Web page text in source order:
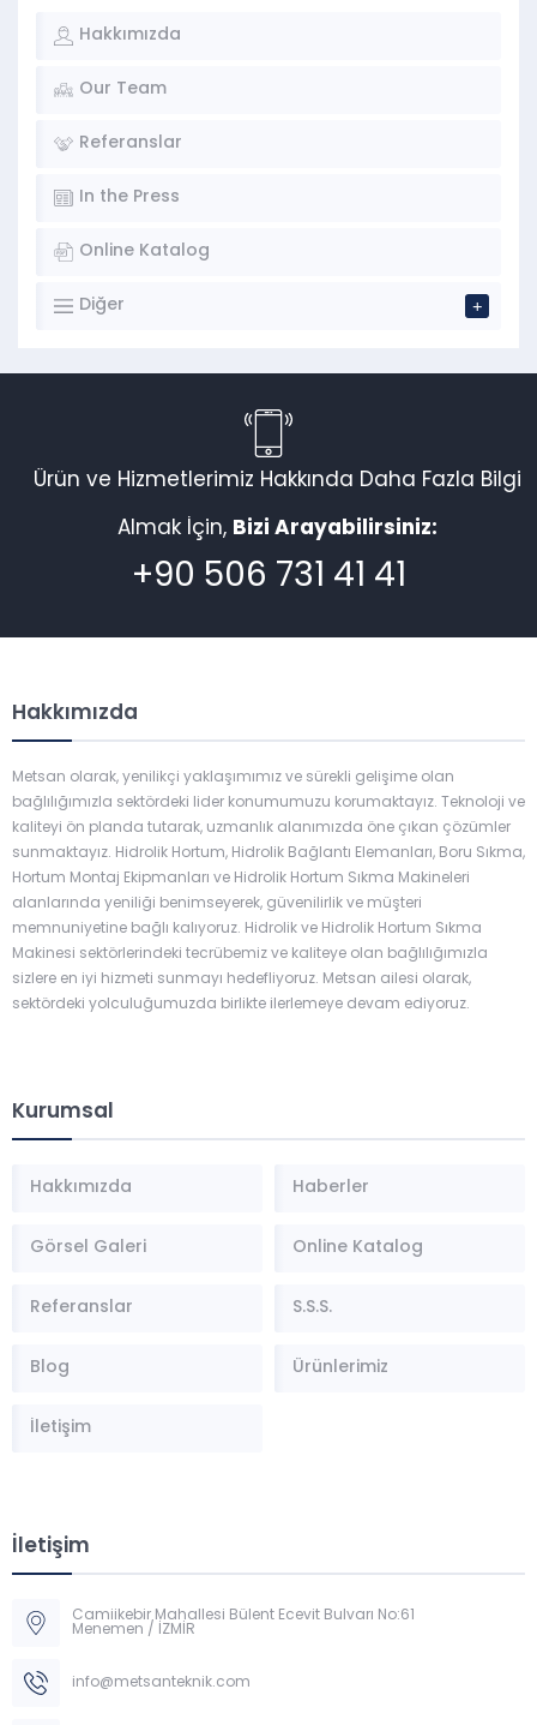
Hakkımızda
Our Team
Referanslar
In the Press
Online Katalog
Diğer
Ürün ve Hizmetlerimiz Hakkında Daha Fazla Bilgi
Almak İçin, Bizi Arayabilirsiniz:
+90 506 731 41 41
Hakkımızda
Metsan olarak, yenilikçi yaklaşımımız ve sürekli gelişime olan
bağlılığımızla sektördeki lider konumumuzu korumaktayız. Teknoloji ve
kaliteyi ön planda tutarak, uzmanlık alanımızda öne çıkan çözümler
sunmaktayız. Hidrolik Hortum, Hidrolik Bağlantı Elemanları, Boru Sıkma,
Hortum Montaj Ekipmanları ve Hidrolik Hortum Sıkma Makineleri
alanlarında yeniliği benimseyerek, güvenilirlik ve müşteri
memnuniyetine bağlı kalıyoruz. Hidrolik ve Hidrolik Hortum Sıkma
Makinesi sektörlerindeki tecrübemiz ve kaliteye olan bağlılığımızla
sizlere en iyi hizmeti sunmayı hedefliyoruz. Metsan ailesi olarak,
sektördeki yolculuğumuzda birlikte ilerlemeye devam ediyoruz.
Kurumsal
Hakkımızda Haberler
Görsel Galeri Online Katalog
Referanslar S.S.S.
Blog Ürünlerimiz
İletişim
İletişim
Camiikebir Mahallesi Bülent Ecevit Bulvarı No:61
Menemen / İZMİR
info@metsanteknik.com